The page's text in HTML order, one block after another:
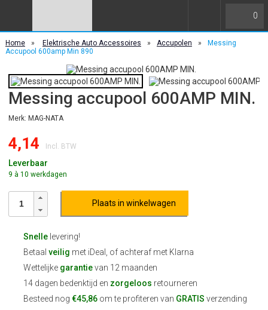
0
Home » Elektrische Auto Accessoires » Accupolen »
Messing
Accupool 600amp Min 890
Messing accupool 600AMP MIN.
Merk: MAG-NATA
4,14 Incl. BTW
Leverbaar
9 à 10 werkdagen
Plaats in winkelwagen
Snellelevering!
Betaal veilig met iDeal, of achteraf met Klarna
Wettelijke garantievan 12 maanden
14 dagen bedenktijd en zorgeloos retourneren
Besteed nog €45,86om te profiteren van GRATIS verzending